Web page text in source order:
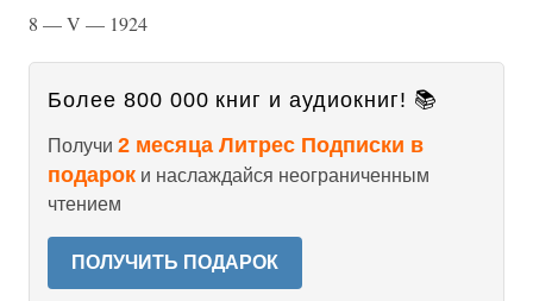
8 — V — 1924
Более 800 000 книг и аудиокниг! 📚
Получи 2 месяца Литрес Подписки в
подарок и наслаждайся неограниченным
чтением
ПОЛУЧИТЬ ПОДАРОК